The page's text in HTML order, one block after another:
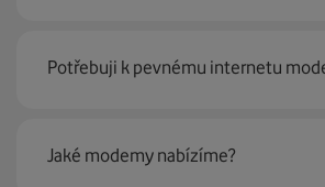
Pevný internet můžeme nabídnout
domácností
Potřebuji k pevnému internetu
Ano, potřebujete. Rádi vám ho
modemu od Vodafonu navíc
Jaké modemy nabízíme?